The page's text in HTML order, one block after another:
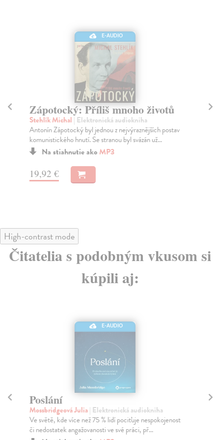
E-AUDIO
Zápotocký: Příliš mnoho životů
Stehlík Michal | Elektronická audiokniha
Antonín Zápotocký byl jednou z nejvýraznějších postav
komunistického hnutí. Se stranou byl svázán už...
Na stiahnutie akoMP3
19,92 €
High-contrast mode
Čitatelia s podobným vkusom si
kúpili aj:
E-AUDIO
Poslání
Mossbridgeová Julia| Elektronická audiokniha
Ve světě, kde více než 75 % lidí pociťuje nespokojenost
či nedostatek angažovanosti ve své práci, př...